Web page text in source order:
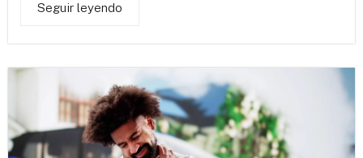
Seguir leyendo